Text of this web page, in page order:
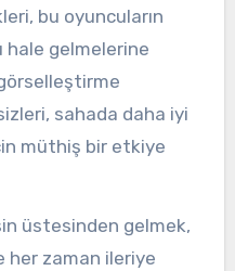
bu oyuncuların
hale gelmelerine
sahada daha iyi
müthiş bir etkiye
üstesinden gelmek,
her zaman ileriye